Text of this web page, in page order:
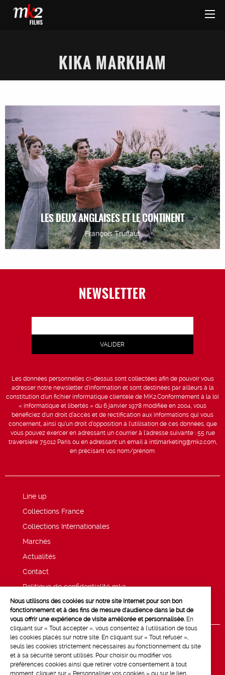
KIKA MARKHAM
LES DEUX ANGLAISES ET LE CONTINENT
François Truffaut
NEWSLETTER
Les données personnelles ci-dessus sont collectées afin de pouvoir vous
adresser notre newsletter d’information et sont destinées par ailleurs à la
constitution d’un fichier informatique clientèle de MK2.Conformément à la loi
« informatique et libertés » du 6 janvier 1978 modifiée en 2004, vous
bénéficiez d’un droit d’accès et de rectification aux informations qui vous
concernent, ainsi qu’un droit d’opposition à l’utilisation de ces données, que
vous pouvez exercer en adressant un courrier à l’adresse suivante : 55 rue
traversière 75012 Paris ou en adressant un email à intlmarketing@mk2.com,
en précisant vos nom/prénom.
Line up
Collections France
Collections Internationales
Marchés
Actualités
Contact
Politique de confidentialité mk2
Mentions légales
Nous utilisons des cookies sur notre site Internet pour son bon
fonctionnement et à des fins de mesure d'audience dans le but de
vous offrir une expérience de visite améliorée et personnalisée. En
cliquant sur « Tout accepter », vous consentez à l'utilisation de tous
les cookies placés sur notre site. En cliquant sur « Tout refuser »,
seuls les cookies strictement nécessaires au fonctionnement du site
et à sa sécurité seront utilisés. Pour choisir ou modifier vos
préférences cookies ainsi que retirer votre consentement à tout
moment, cliquez sur « Personnaliser vos cookies » ou sur le lien